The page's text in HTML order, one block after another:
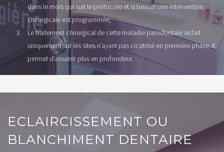
dans le mois qui suit le protocole et si besoin une intervention
chirurgicale est programmée;
Le traitement chirurgical de cette maladie parodontale se fait
uniquement sur les sites n’ayant pas cicatrisé en première phase. Il
permet d’assainir plus en profondeur.
ECLAIRCISSEMENT OU
BLANCHIMENT DENTAIRE